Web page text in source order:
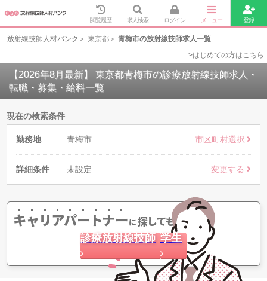
閲覧履歴 求人検索 ログイン メニュー 登録
放射線技師人材バンク 東京都
青梅市の放射線技師求人一覧
>はじめての方はこちら
【2026年8月最新】 東京都青梅市の診療放射線技師求人・
転職・募集・給料一覧
現在の検索条件
勤務地 青梅市 市区町村選択
詳細条件 未設定 変更する
キャリアパートナーに探してもらう
診療放射線技師 学生